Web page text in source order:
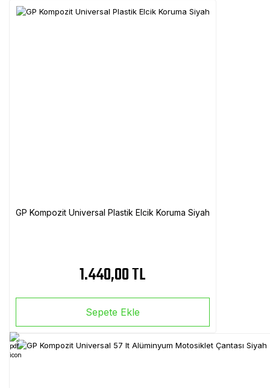
GP Kompozit Universal Plastik Elcik Koruma Siyah
1.440,00 TL
Sepete Ekle